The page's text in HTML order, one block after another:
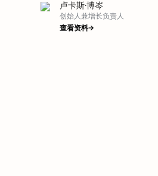
卢卡斯·博岑
创始人兼增长负责人
查看资料→